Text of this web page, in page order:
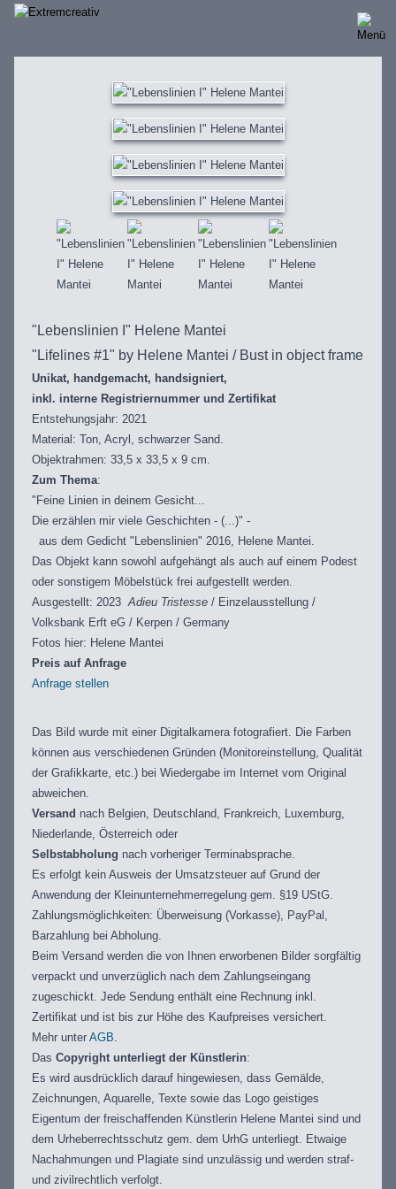
Direkt
"Lebenslinien I" Helene Mantei
"Lifelines #1" by Helene Mantei / Bust in object frame
Unikat, handgemacht, handsigniert,
inkl. interne Registriernummer und Zertifikat
Entstehungsjahr: 2021
Material: Ton, Acryl, schwarzer Sand.
Objektrahmen: 33,5 x 33,5 x 9 cm.
Zum Thema:
"Feine Linien in deinem Gesicht...
Die erzählen mir viele Geschichten - (...)" -
aus dem Gedicht "Lebenslinien" 2016, Helene Mantei.
Das Objekt kann sowohl aufgehängt als auch auf einem Podest
oder sonstigem Möbelstück frei aufgestellt werden.
Ausgestellt: 2023Adieu Tristesse / Einzelausstellung /
Volksbank Erft eG / Kerpen / Germany
Fotos hier: Helene Mantei
Preis auf Anfrage
Anfrage stellen
Das Bild wurde mit einer Digitalkamera fotografiert. Die Farben
können aus verschiedenen Gründen (Monitoreinstellung, Qualität
der Grafikkarte, etc.) bei Wiedergabe im Internet vom Original
abweichen.
Versand nach Belgien, Deutschland, Frankreich, Luxemburg,
Niederlande, Österreich oder
Selbstabholung nach vorheriger Terminabsprache.
Es erfolgt kein Ausweis der Umsatzsteuer auf Grund der
Anwendung der Kleinunternehmerregelung gem. §19 UStG.
Zahlungsmöglichkeiten: Überweisung (Vorkasse), PayPal,
Barzahlung bei Abholung.
Beim Versand werden die von Ihnen erworbenen Bilder sorgfältig
verpackt und unverzüglich nach dem Zahlungseingang
zugeschickt. Jede Sendung enthält eine Rechnung inkl.
Zertifikat und ist bis zur Höhe des Kaufpreises versichert.
Mehr unter AGB.
Das Copyright unterliegt der Künstlerin:
Es wird ausdrücklich darauf hingewiesen, dass Gemälde,
Zeichnungen, Aquarelle, Texte sowie das Logo geistiges
Eigentum der freischaffenden Künstlerin Helene Mantei sind und
dem Urheberrechtsschutz gem. dem UrhG unterliegt. Etwaige
Nachahmungen und Plagiate sind unzulässig und werden straf-
und zivilrechtlich verfolgt.